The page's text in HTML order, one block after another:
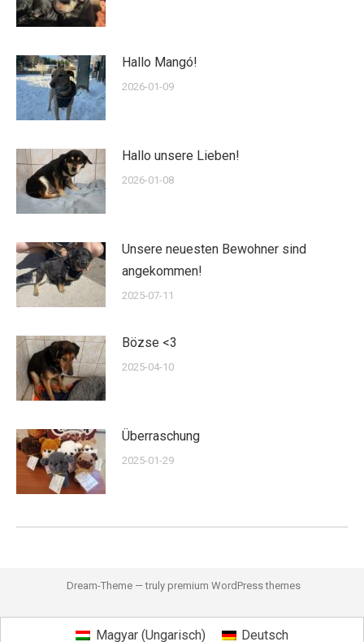
Hallo Mangó!
2026-01-09
Hallo unsere Lieben!
2026-01-08
Unsere neuesten Bewohner sind
angekommen!
2025-07-11
Bözse <3
2025-04-10
Überraschung
2025-01-29
Dream-Theme — truly premium WordPress themes
Magyar(Ungarisch) Deutsch